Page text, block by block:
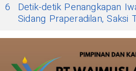
6
Detik-detik Penangkapan
Sidang Praperadilan, Saksi